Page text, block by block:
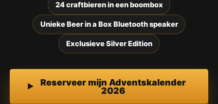
24 craftbieren in een boombox
Unieke Beer in a Box Bluetooth speaker
Exclusieve Silver Edition
Reserveer mijn Adventskalender
2026